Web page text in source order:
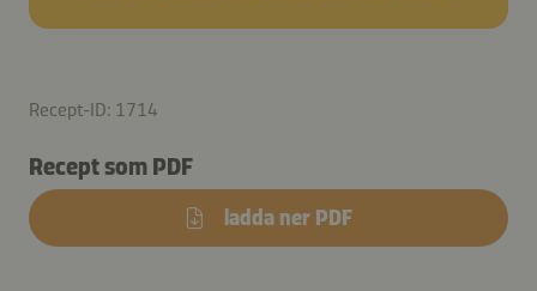
Recept-ID: 1714
Recept som PDF
ladda ner PDF